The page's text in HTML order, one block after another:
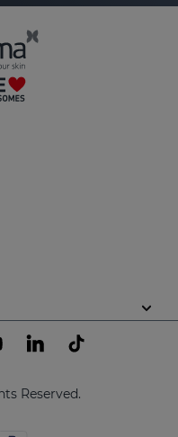
Haut nicht
versorgt wird,
was zu einer
mit reizenden
der
Reserved.